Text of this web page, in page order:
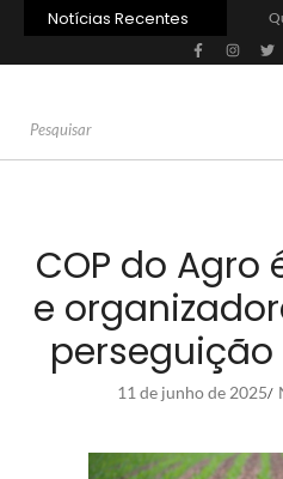
Notícias Recentes
COP do Agro
e
11 de junho de 2025/